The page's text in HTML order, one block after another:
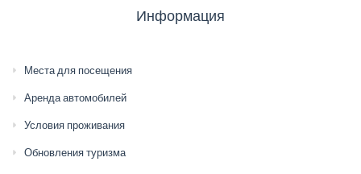
Информация
Места для посещения
Аренда автомобилей
Условия проживания
Обновления туризма